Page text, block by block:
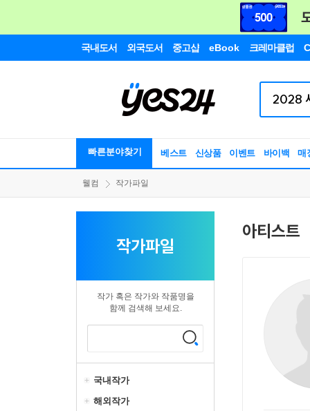
국내도서 외국도서 중고샵 eBook 크레마클럽
빠른분야찾기 베스트 신상품 이벤트 바이백 매
웰컴 작가파일
작가파일
작가 혹은 작가와 작품명을
함께 검색해 보세요.
국내작가
해외작가
아티스트